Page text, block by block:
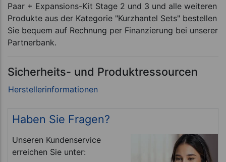
Paar + Expansions-Kit Stage 2 und 3 und alle weiteren
Produkte aus der Kategorie "Kurzhantel Sets" bestellen
Sie bequem auf Rechnung per Finanzierung bei unserer
Partnerbank.
Sicherheits- und Produktressourcen
Haben Sie Fragen?
Unseren Kundenservice
erreichen Sie unter: